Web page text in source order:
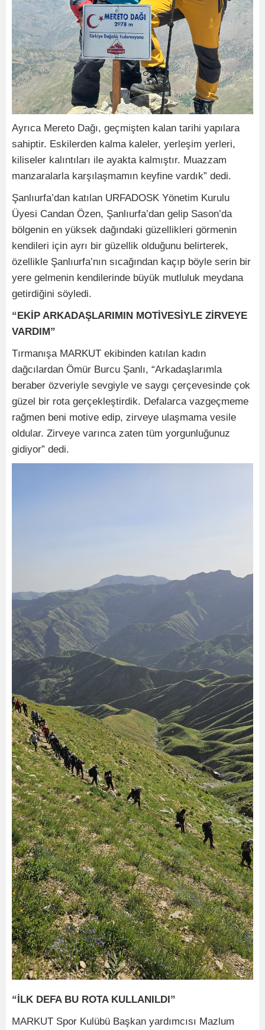
Ayrıca Mereto Dağı, geçmişten kalan tarihi yapılara
sahiptir. Eskilerden kalma kaleler, yerleşim yerleri,
kiliseler kalıntıları ile ayakta kalmıştır. Muazzam
manzaralarla karşılaşmamın keyfine vardık” dedi.
Şanlıurfa’dan katılan URFADOSK Yönetim Kurulu
Üyesi Candan Özen, Şanlıurfa’dan gelip Sason’da
bölgenin en yüksek dağındaki güzellikleri görmenin
kendileri için ayrı bir güzellik olduğunu belirterek,
özellikle Şanlıurfa’nın sıcağından kaçıp böyle serin bir
yere gelmenin kendilerinde büyük mutluluk meydana
getirdiğini söyledi.
“EKİP ARKADAŞLARIMIN MOTİVESİYLE ZİRVEYE
VARDIM”
Tırmanışa MARKUT ekibinden katılan kadın
dağcılardan Ömür Burcu Şanlı, “Arkadaşlarımla
beraber özveriyle sevgiyle ve saygı çerçevesinde çok
güzel bir rota gerçekleştirdik. Defalarca vazgeçmeme
rağmen beni motive edip, zirveye ulaşmama vesile
oldular. Zirveye varınca zaten tüm yorgunluğunuz
gidiyor” dedi.
“İLK DEFA BU ROTA KULLANILDI”
MARKUT Spor Kulübü Başkan yardımcısı Mazlum